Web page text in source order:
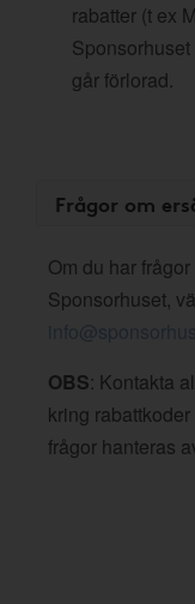
rabatter (t ex
går förlorad.
Frågor om
Om du har
Sponsorhuset,
OBS: Kontakta
kring
frågor hanteras